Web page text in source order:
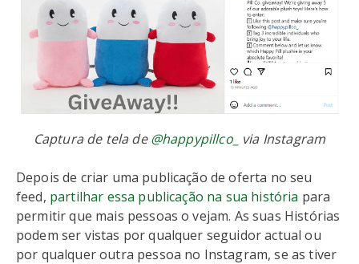
Captura de tela de@happypillco_ via Instagram
Depois de criar uma publicação de oferta no seu
feed, partilhar essa publicação na sua história para
permitir que mais pessoas o vejam. As suas Histórias
podem ser vistas por qualquer seguidor actual ou
por qualquer outra pessoa no Instagram, se as tiver